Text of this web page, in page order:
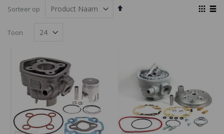
Sorteer op
Van
Toon